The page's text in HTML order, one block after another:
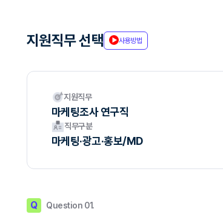
지원직무 선택 사용방법
지원직무
마케팅조사 연구직
직무구분
마케팅·광고·홍보/MD
Q Question 01.